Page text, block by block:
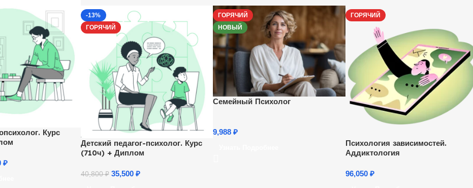
Курс
₽
-13%
ГОРЯЧИЙ
Детский педагог-психолог. Курс
(710ч) + Диплом
40,800₽ 35,500 ₽
ГОРЯЧИЙ
НОВЫЙ
Семейный Психолог
9,988₽
ГОРЯЧИЙ
Психология зависимостей.
Аддиктология
96,050₽